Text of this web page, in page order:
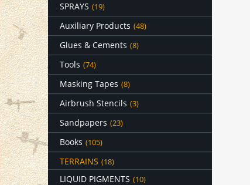
SPRAYS (19)
Auxiliary Products (48)
Glues & Cements (8)
Tools (74)
Masking Tapes (8)
Airbrush Stencils (3)
Sandpapers (23)
Books (105)
TERRAINS (18)
LIQUID PIGMENTS (10)